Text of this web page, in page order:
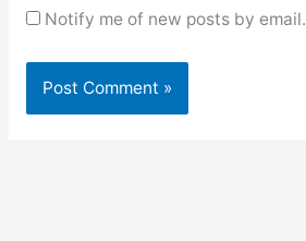
Notify me of new posts by email.